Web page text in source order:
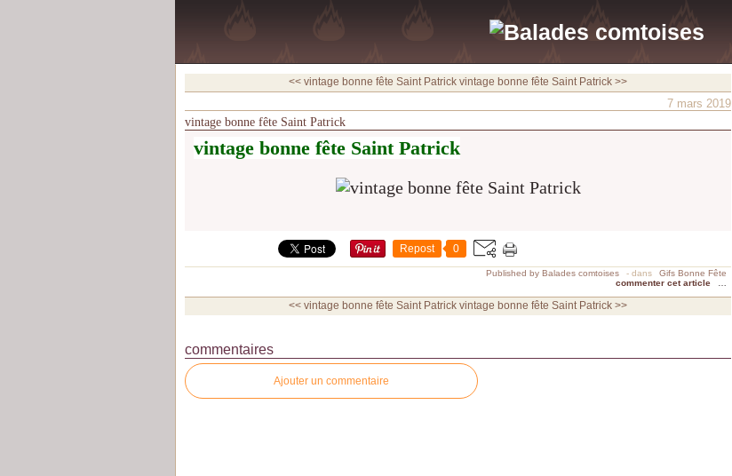
<< vintage bonne fête Saint Patrick vintage bonne fête Saint Patrick >>
7 mars 2019
vintage bonne fête Saint Patrick
vintage bonne fête Saint Patrick
Repost 0
Published by Balades comtoises - dans
Gifs Bonne Fête
commenter cet article
<< vintage bonne fête Saint Patrick vintage bonne fête Saint Patrick >>
commentaires
Ajouter un commentaire